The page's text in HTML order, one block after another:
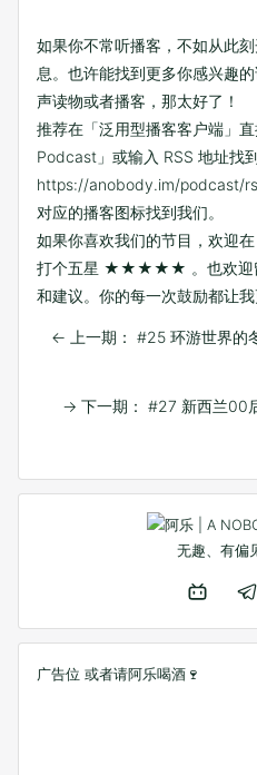
如果你不常听播客，不如从此
息。也许能找到更多你感兴趣
声读物或者播客，那太好了！
推荐在「泛用型播客客户端」
Podcast」或输入 RSS 地址找
https://anobody.im/podcast/
对应的播客图标找到我们。
如果你喜欢我们的节目，欢迎在
打个五星 ★★★★★ 。也欢迎
和建议。你的每一次鼓励都让我
← 上一期： #25 环游世界的
→ 下一期： #27 新西兰00
无趣、有偏
广告位 或者请阿乐喝酒🍷